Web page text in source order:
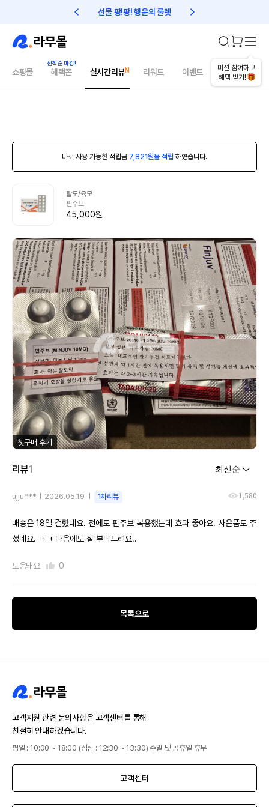
선물 팡!팡! 행운의 룰렛 친구초대 1만원 리워드!
미션 참여하고
혜택 받기!
쇼핑몰 혜택존 실시간리뷰 리워드 이벤트 건강매거진
바로 사용 가능한 적립금 7,821원을 적립 하였습니다.
탈모/육모
핀주브
45,000원
첫구매 후기
리뷰1
ujju*** 2026.05.19 1차리뷰 1,580
배송은 18일 걸렸네요. 전에도 핀주브 복용했는데 효과 좋아요. 사은품도 주
셨네요. ㅋㅋ 다음에도 잘 부탁드려요..
도움돼요 0
목록으로
고객지원 관련 문의사항은 고객센터를 통해
친절히 안내하겠습니다.
평일 : 10:00 ~ 18:00 (점심 : 12:30 ~ 13:30) 주말 및 공휴일 휴무
고객센터